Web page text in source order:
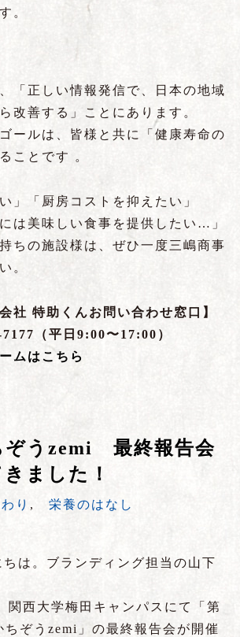
。
「正しい情報発信で、日本の地域
改善する」ことにあります。
ールは、皆様と共に「健康寿命の
ことです 。
」「厨房コストを抑えたい」
は美味しい食事を提供したい…」
ちの施設様は、ぜひ一度三嶋商事
。
社 特助くんお問い合わせ窓口】
（平日9:00〜17:00）
ムはこちら
ぞうzemi 最終報告会
ました！
り , 栄養のはなし
は。ブランディング担当の山下
関西大学梅田キャンパスにて「第
ちぞうzemi」の最終報告会が開催